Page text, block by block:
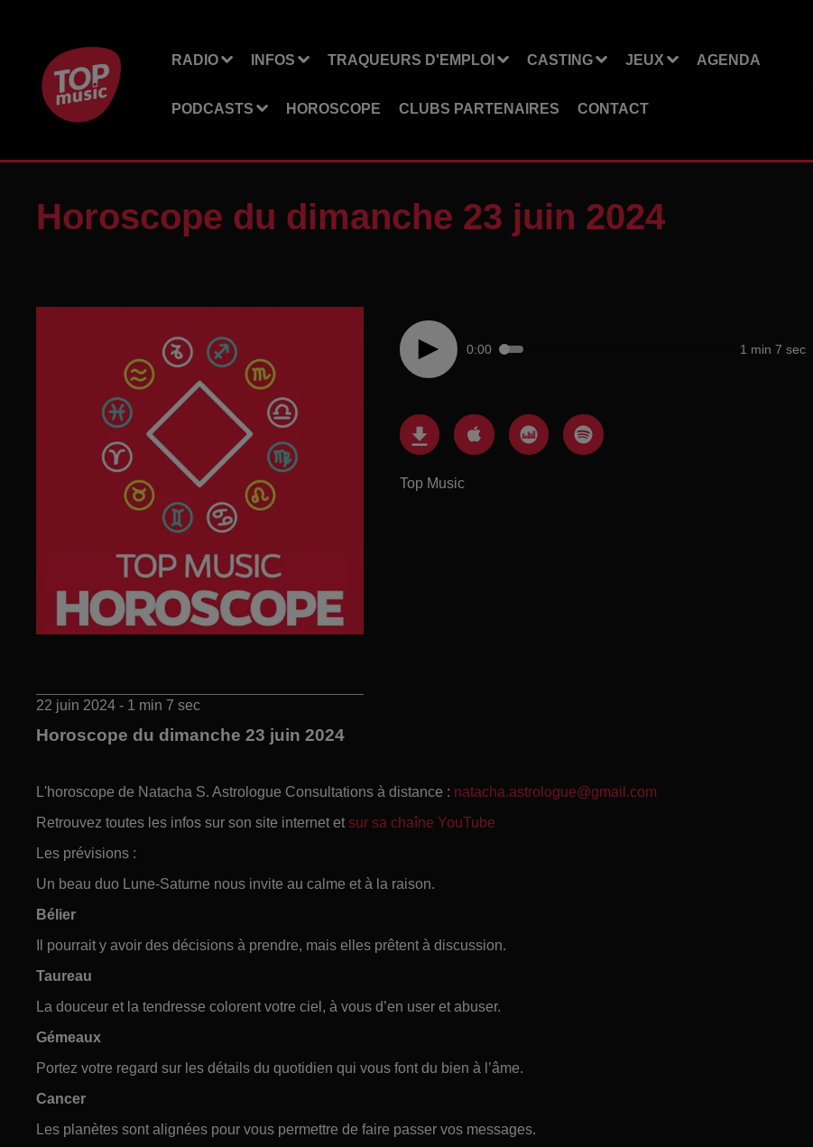
RADIO INFOS TRAQUEURS D'EMPLOI CASTING JEUX AGENDA
PODCASTS HOROSCOPE CLUBS PARTENAIRES CONTACT
Horoscope du dimanche 23 juin 2024
0:00 1 min 7 sec
Top Music
22 juin 2024 - 1 min 7 sec
Horoscope du dimanche 23 juin 2024
L'horoscope de Natacha S. Astrologue Consultations à distance : natacha.astrologue@gmail.com
Retrouvez toutes les infos sur son site internet et sur sa chaîne YouTube
Les prévisions :
Un beau duo Lune-Saturne nous invite au calme et à la raison.
Bélier
Il pourrait y avoir des décisions à prendre, mais elles prêtent à discussion.
Taureau
La douceur et la tendresse colorent votre ciel, à vous d’en user et abuser.
Gémeaux
Portez votre regard sur les détails du quotidien qui vous font du bien à l’âme.
Cancer
Les planètes sont alignées pour vous permettre de faire passer vos messages.